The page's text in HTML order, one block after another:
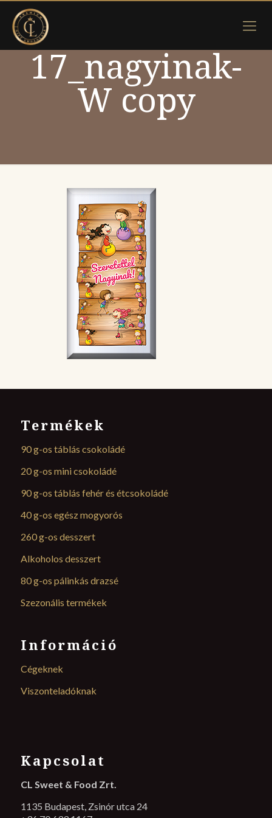
17_nagyinak-
W copy
Termékek
90 g-os táblás csokoládé
20 g-os mini csokoládé
90 g-os táblás fehér és étcsokoládé
40 g-os egész mogyorós
260 g-os desszert
Alkoholos desszert
80 g-os pálinkás drazsé
Szezonális termékek
Információ
Cégeknek
Viszonteladóknak
Kapcsolat
CL Sweet & Food Zrt.
1135 Budapest, Zsinór utca 24